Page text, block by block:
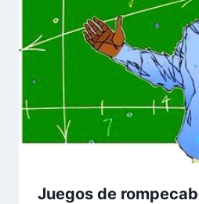
Juegos de